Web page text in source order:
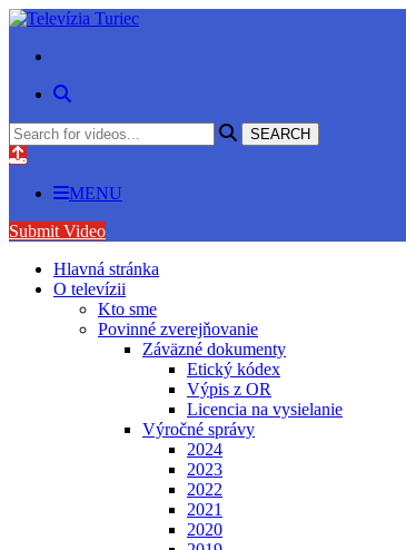
MENU
Submit Video
Hlavná stránka
O televízii
Kto sme
Povinné zverejňovanie
Záväzné dokumenty
Etický kódex
Výpis z OR
Licencia na vysielanie
Výročné správy
2024
2023
2022
2021
2020